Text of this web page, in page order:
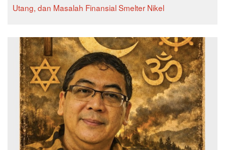
Utang, dan Masalah Finansial Smelter Nikel